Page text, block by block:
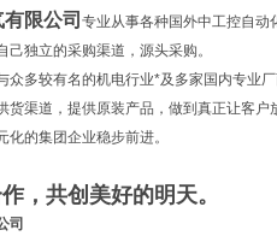
限公司 专业从事各种国外中工控自动
独立的采购渠道，源头采购。
众多较有名的机电行业*及多家国内专业
货渠道，提供原装产品，做到真正让客
的集团企业稳步前进。
，共创美好的明天。
司